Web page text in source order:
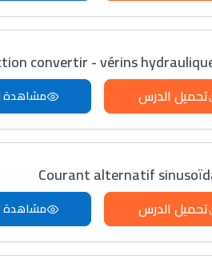
convertir - vérins
تحميل الدرس مشاهدة
Courant alternatif
تحميل الدرس مشاهدة